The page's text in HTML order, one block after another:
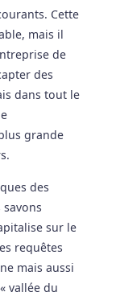
Cette
mais il
de
des
dans tout le
grande
des
sur le
requêtes
mais aussi
vallée du